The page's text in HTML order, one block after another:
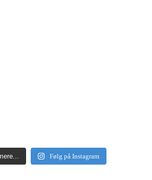
Følg på Instagram